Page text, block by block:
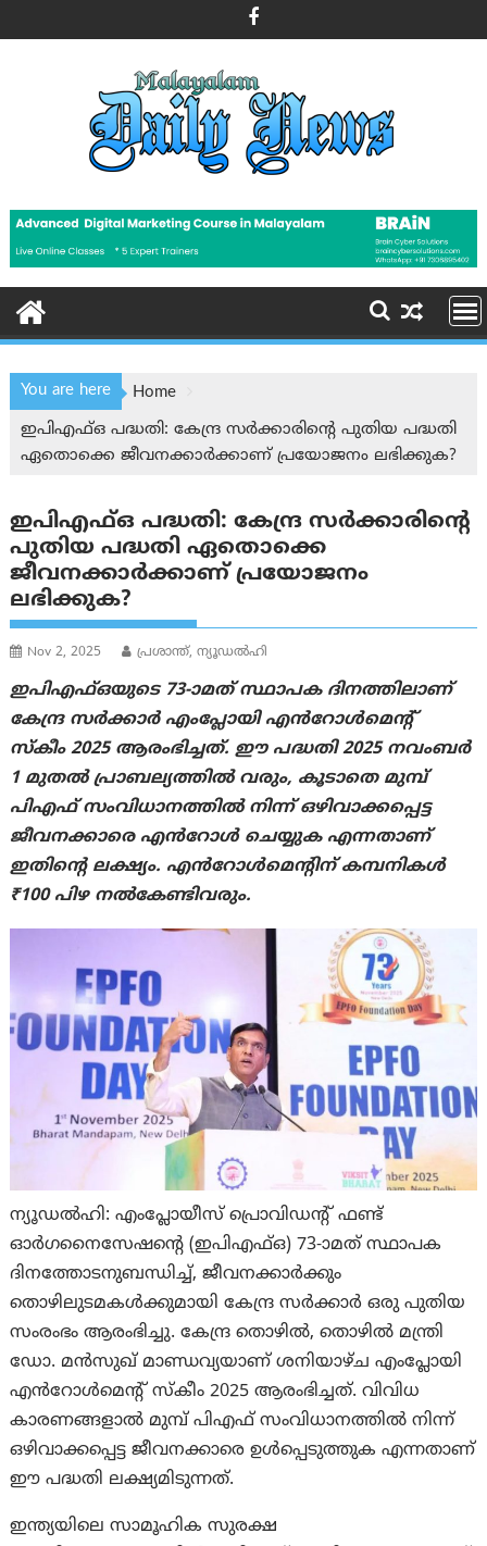
to
You are here
Home
ഇപിഎഫ്ഒ പദ്ധതി: കേന്ദ്ര സര്‍ക്കാരിന്റെ പുതിയ പദ്ധതി
ഏതൊക്കെ ജീവനക്കാർക്കാണ് പ്രയോജനം ലഭിക്കുക?
ഇപിഎഫ്ഒ പദ്ധതി: കേന്ദ്ര സര്‍ക്കാരിന്റെ
പുതിയ പദ്ധതി ഏതൊക്കെ
ജീവനക്കാർക്കാണ് പ്രയോജനം
ലഭിക്കുക?
Nov 2, 2025 പ്രശാന്ത്, ന്യൂഡല്‍ഹി
ഇപിഎഫ്ഒയുടെ 73-ാമത് സ്ഥാപക ദിനത്തിലാണ്
കേന്ദ്ര സർക്കാർ എംപ്ലോയി എൻറോൾമെന്റ്
സ്കീം 2025 ആരംഭിച്ചത്. ഈ പദ്ധതി 2025 നവംബർ
1 മുതൽ പ്രാബല്യത്തിൽ വരും, കൂടാതെ മുമ്പ്
പിഎഫ് സംവിധാനത്തിൽ നിന്ന് ഒഴിവാക്കപ്പെട്ട
ജീവനക്കാരെ എൻറോൾ ചെയ്യുക എന്നതാണ്
ഇതിന്റെ ലക്ഷ്യം. എൻറോൾമെന്റിന് കമ്പനികൾ
₹100 പിഴ നൽകേണ്ടിവരും.
ന്യൂഡൽഹി: എംപ്ലോയീസ് പ്രൊവിഡന്റ് ഫണ്ട്
ഓർഗനൈസേഷന്റെ (ഇപിഎഫ്ഒ) 73-ാമത് സ്ഥാപക
ദിനത്തോടനുബന്ധിച്ച്, ജീവനക്കാർക്കും
തൊഴിലുടമകൾക്കുമായി കേന്ദ്ര സർക്കാർ ഒരു പുതിയ
സംരംഭം ആരംഭിച്ചു. കേന്ദ്ര തൊഴിൽ, തൊഴിൽ മന്ത്രി
ഡോ. മൻസുഖ് മാണ്ഡവ്യയാണ് ശനിയാഴ്ച എംപ്ലോയി
എൻറോൾമെന്റ് സ്കീം 2025 ആരംഭിച്ചത്. വിവിധ
കാരണങ്ങളാൽ മുമ്പ് പിഎഫ് സംവിധാനത്തിൽ നിന്ന്
ഒഴിവാക്കപ്പെട്ട ജീവനക്കാരെ ഉൾപ്പെടുത്തുക എന്നതാണ്
ഈ പദ്ധതി ലക്ഷ്യമിടുന്നത്.
ഇന്ത്യയിലെ സാമൂഹിക സുരക്ഷ